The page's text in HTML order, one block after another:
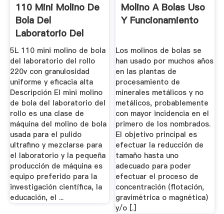
110 Mini Molino De
Bola Del
Laboratorio Del
Rollo De ...
5L 110 mini molino de bola
del laboratorio del rollo
220v con granulosidad
uniforme y eficacia alta
Descripción El mini molino
de bola del laboratorio del
rollo es una clase de
máquina del molino de bola
usada para el pulido
ultrafino y mezclarse para
el laboratorio y la pequeña
producción de máquina es
equipo preferido para la
investigación científica, la
educación, el ...
Molino A Bolas Uso
Y Funcionamiento
Los molinos de bolas se
han usado por muchos años
en las plantas de
procesamiento de
minerales metálicos y no
metálicos, probablemente
con mayor incidencia en el
primero de los nombrados.
El objetivo principal es
efectuar la reducción de
tamaño hasta uno
adecuado para poder
efectuar el proceso de
concentración (flotación,
gravimétrica o magnética)
y/o [.]